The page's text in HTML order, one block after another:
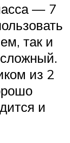
— 7
так и
сложный.
из 2
и